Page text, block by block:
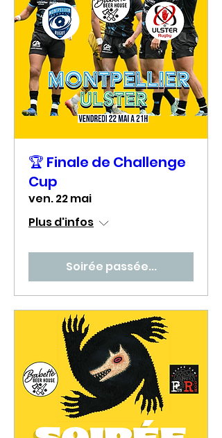
🏆 Finale de Challenge
Cup
ven. 22 mai
Plus d'infos
Soirée passée...